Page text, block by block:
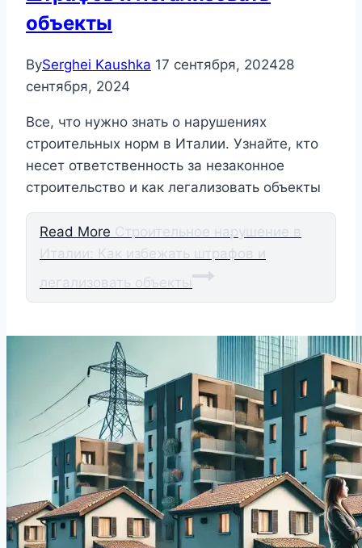
объекты
BySerghei Kaushka 17 сентября, 202428
сентября, 2024
Все, что нужно знать о нарушениях
строительных норм в Италии. Узнайте, кто
несет ответственность за незаконное
строительство и как легализовать объекты
Read More Строительное нарушение в
Италии: Как избежать штрафов и
легализовать объекты